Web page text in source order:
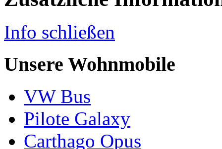
Info schließen
Unsere Wohnmobile
VW Bus
Pilote Galaxy
Carthago Opus